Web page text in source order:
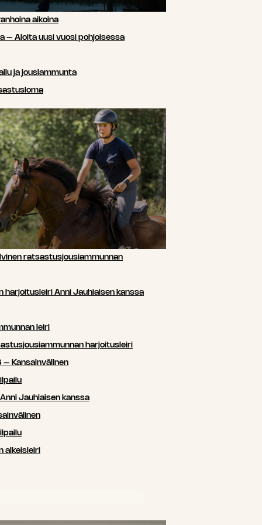
aikoina
– Aloita uusi vuosi pohjoisessa
ja jousiammunta
ratsastusjousiammunnan
harjoitusleiri Anni Jauhiaisen kanssa
leiri
harjoitusleiri
Kansainvälinen
Jauhiaisen kanssa
alkeisleiri